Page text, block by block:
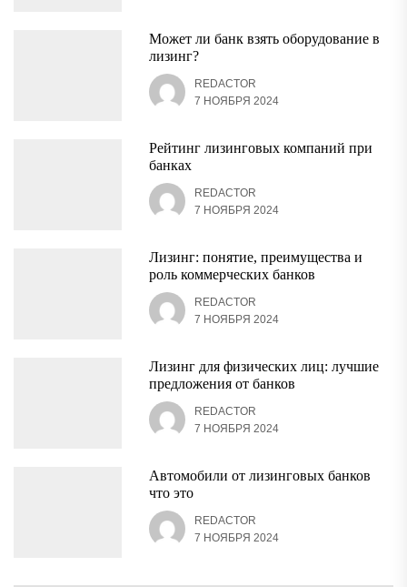
Может ли банк взять оборудование в
лизинг?
REDACTOR
7 НОЯБРЯ 2024
Рейтинг лизинговых компаний при
банках
REDACTOR
7 НОЯБРЯ 2024
Лизинг: понятие, преимущества и
роль коммерческих банков
REDACTOR
7 НОЯБРЯ 2024
Лизинг для физических лиц: лучшие
предложения от банков
REDACTOR
7 НОЯБРЯ 2024
Автомобили от лизинговых банков
что это
REDACTOR
7 НОЯБРЯ 2024